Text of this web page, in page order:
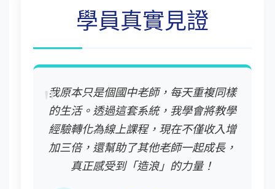
學員真實見證
我原本只是個國中老師，每天重複同樣
的生活。透過這套系統，我學會將教學
經驗轉化為線上課程，現在不僅收入增
加三倍，還幫助了其他老師一起成長，
真正感受到「造浪」的力量！